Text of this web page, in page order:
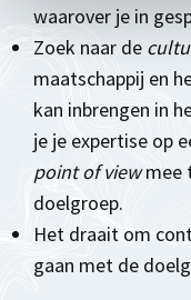
waarover je in
Zoek naar de
maatschappij en
kan inbrengen in
je je expertise op
point of viewmee
doelgroep.
Het draait om
gaan met de